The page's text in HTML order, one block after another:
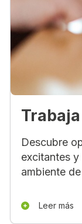
Descubre
excitantes
ambiente
Leer más